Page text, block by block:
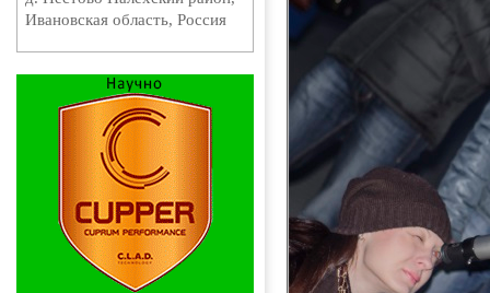
Ивановская область, Россия